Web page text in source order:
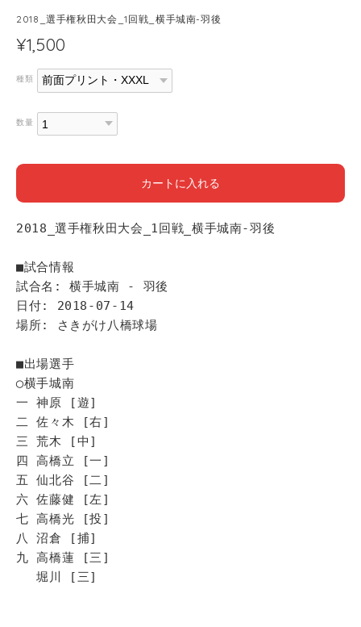
2018_選手権秋田大会_1回戦_横手城南-羽後
¥1,500
種類
数量
カートに入れる
2018_選手権秋田大会_1回戦_横手城南-羽後
■試合情報
試合名: 横手城南 - 羽後
日付: 2018-07-14
場所: さきがけ八橋球場
■出場選手
◯横手城南
一 神原 [遊]
二 佐々木 [右]
三 荒木 [中]
四 高橋立 [一]
五 仙北谷 [二]
六 佐藤健 [左]
七 高橋光 [投]
八 沼倉 [捕]
九 高橋蓮 [三]
堀川 [三]